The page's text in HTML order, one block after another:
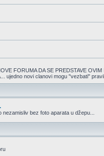
FORUMA DA SE PREDSTAVE
ujedno novi clanovi mogu "vezbati"
bez foto aparata u džepu...